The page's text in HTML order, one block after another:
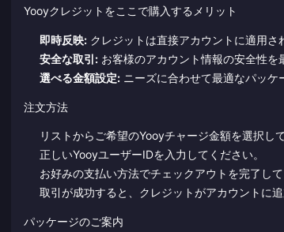
Yooyクレジットをここで購入するメリット
即時反映:クレジットは直接アカウントに適用さ
安全な取引:お客様のアカウント情報の安全性を
選べる金額設定:ニーズに合わせて最適なパッケ
注文方法
リストからご希望のYooyチャージ金額を選択し
正しいYooyユーザーIDを入力してください。
お好みの支払い方法でチェックアウトを完了して
取引が成功すると、クレジットがアカウントに追
パッケージのご案内